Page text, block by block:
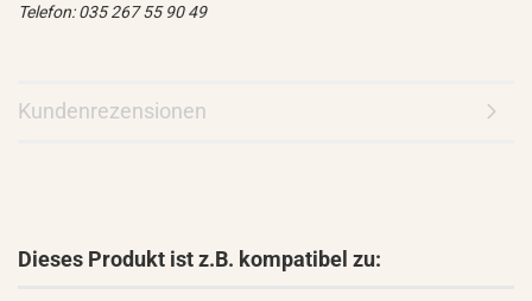
Telefon: 035 267 55 90 49
Kundenrezensionen
Dieses Produkt ist z.B. kompatibel zu: